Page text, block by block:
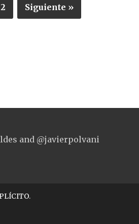
2 Siguiente »
and @javierpolvani
.